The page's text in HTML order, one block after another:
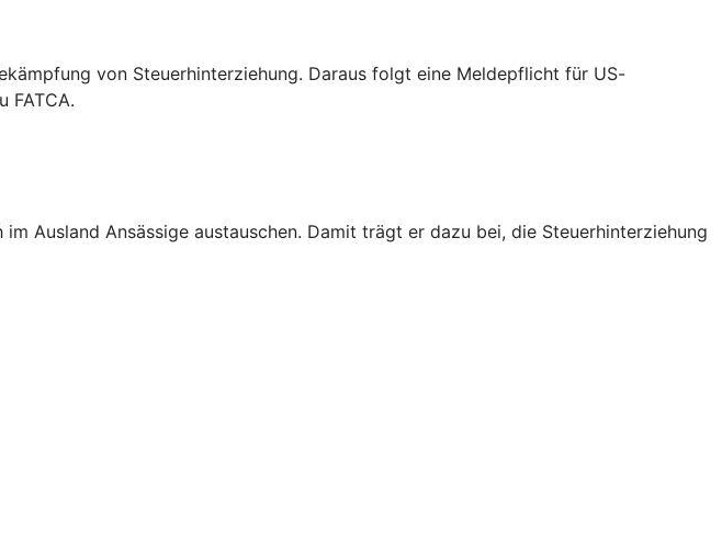
von Steuerhinterziehung. Daraus folgt eine Meldepflicht für US-
FATCA.
Ausland Ansässige austauschen. Damit trägt er dazu bei, die Steuerhinterziehung